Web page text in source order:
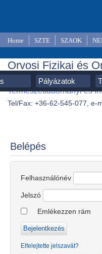
Home SZTE SZAOK
Orvosi Fizikai és
SZTE, Szent-Györgyi
Természettudományi és
Tel/Fax: +36-62-545-077, e-
Pályázatok
Belépés
Felhasználónév
Jelszó
Emlékezzen rám
Elfelejtette jelszavát?